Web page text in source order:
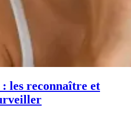
: les reconnaître et